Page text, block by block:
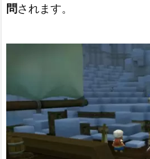
問されます。